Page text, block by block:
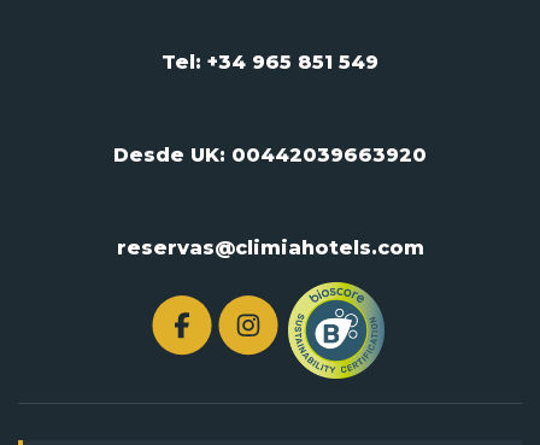
Tel: +34 965 851 549
Desde UK: 00442039663920
reservas@climiahotels.com